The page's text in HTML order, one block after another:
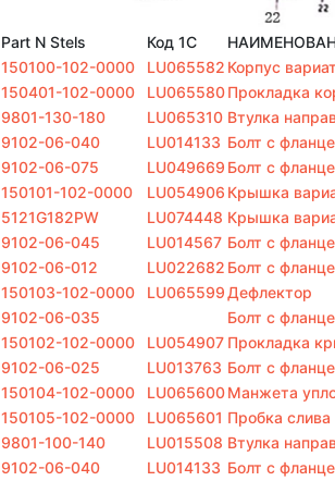
Part N Stels Код 1С
150100-102-0000 LU065582 Корпус
150401-102-0000 LU065580Прокладка
9801-130-180 LU065310 Втулка
9102-06-040 LU014133 Болт с
9102-06-075 LU049669 Болт с
150101-102-0000 LU054906 Крышка
5121G182PW
LU074448 Крышка
9102-06-045 LU014567 Болт с
9102-06-012 LU022682 Болт с
150103-102-0000 LU065599Дефлектор
9102-06-035 Болт с
150102-102-0000 LU054907 Прокладка
9102-06-025 LU013763 Болт с
150104-102-0000 LU065600Манжета
150105-102-0000 LU065601 Пробка
9801-100-140 LU015508 Втулка
9102-06-040 LU014133 Болт с